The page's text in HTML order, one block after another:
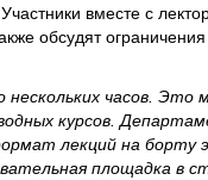
вместе с
обсудят
часов. Это
курсов.
лекций на борту
площадка в